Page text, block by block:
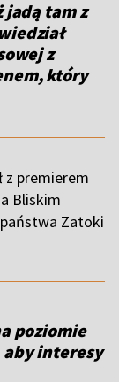
jadą tam z
z
który
z premierem
Bliskim
Zatoki
poziomie
interesy